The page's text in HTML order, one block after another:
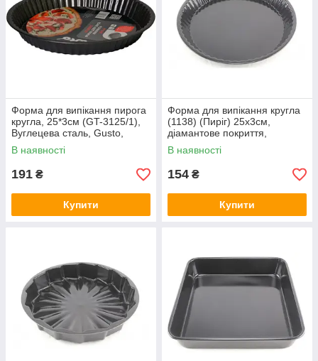
Форма для випікання пирога
кругла, 25*3см (GT-3125/1),
Вуглецева сталь, Gusto,
Арт.50333
В наявності
191 ₴
Купити
Форма для випікання кругла
(1138) (Пиріг) 25х3см,
діамантове покриття,
Вуглецева сталь, А-плюс,
Арт.51273
В наявності
154 ₴
Купити